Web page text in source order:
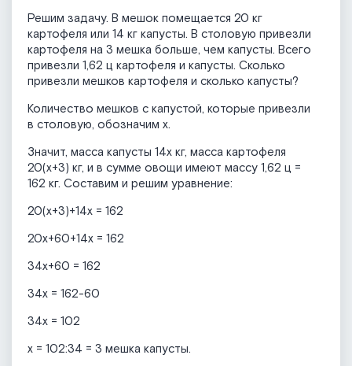
Решим задачу. В мешок помещается 20 кг
картофеля или 14 кг капусты. В столовую привезли
картофеля на 3 мешка больше, чем капусты. Всего
привезли 1,62 ц картофеля и капусты. Сколько
привезли мешков картофеля и сколько капусты?
Количество мешков с капустой, которые привезли
в столовую, обозначим х.
Значит, масса капусты 14х кг, масса картофеля
20(х+3) кг, и в сумме овощи имеют массу 1,62 ц =
162 кг. Составим и решим уравнение:
20(х+3)+14х = 162
20х+60+14х = 162
34х+60 = 162
34х = 162-60
34х = 102
х = 102:34 = 3 мешка капусты.